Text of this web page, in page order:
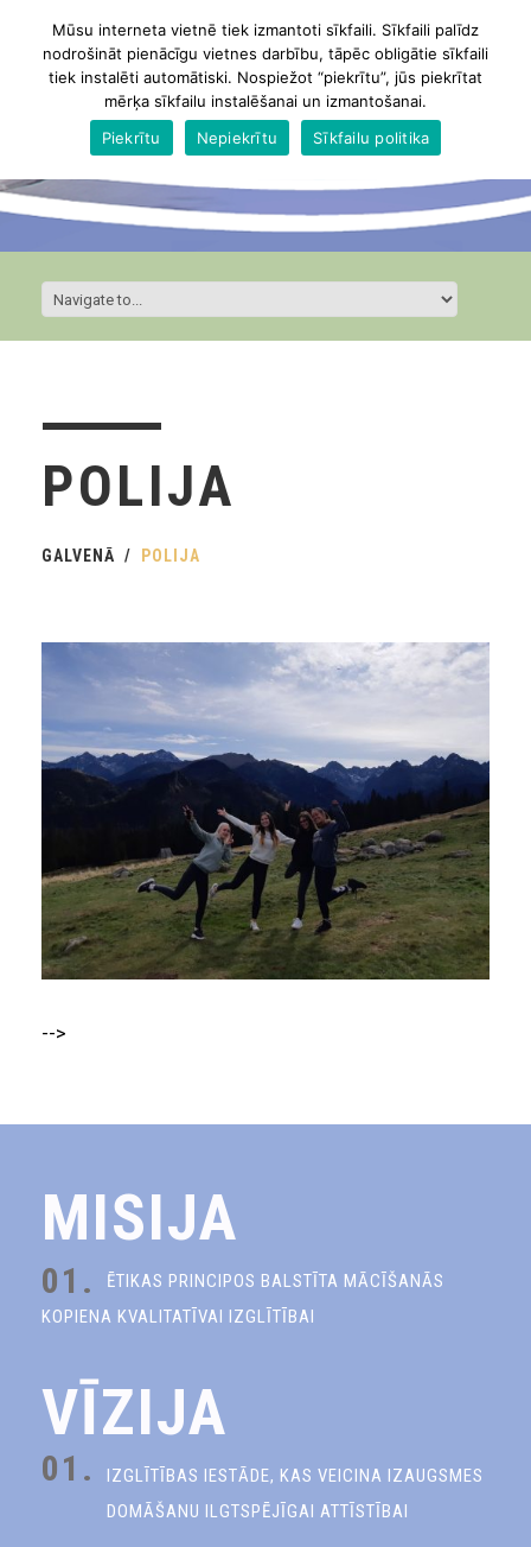
POLIJA
GALVENĀ POLIJA
-->
MISIJA
01.
ĒTIKAS PRINCIPOS BALSTĪTA MĀCĪŠANĀS
KOPIENA KVALITATĪVAI IZGLĪTĪBAI
VĪZIJA
01.
IZGLĪTĪBAS IESTĀDE, KAS VEICINA IZAUGSMES
DOMĀŠANU ILGTSPĒJĪGAI ATTĪSTĪBAI
Mūsu interneta vietnē tiek izmantoti sīkfaili. Sīkfaili palīdz
nodrošināt pienācīgu vietnes darbību, tāpēc obligātie sīkfaili
tiek instalēti automātiski. Nospiežot “piekrītu”, jūs piekrītat
mērķa sīkfailu instalēšanai un izmantošanai.
Piekrītu
Nepiekrītu Sīkfailu politika